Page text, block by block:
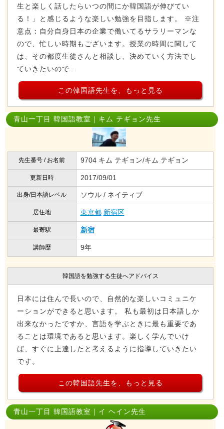
生と楽しく話したらいつの間にか韓国語が伸びてい
る！」と感じるような楽しい勉強を目指します。 ※注
意点：自分自身日本の企業で働いてるサラリーマンな
ので、忙しい時期もございます。授業の時間に関して
は、その都度生徒さんと相談し、決めていく方法でし
ていきたいので...
この韓国語先生を、もっと見る
青山一丁目 韓国語教室｜キム テギョン先生
先生番号 / お名前 9704 キム テギョン/キム テギョン
更新日時 2017/09/01
出身/日本語レベル ソウル / ネイティブ
居住地 東京都 新宿区
最寄駅 新宿
講師歴 9年
韓国語を勉強する生徒へアドバイス
日本には住んで長いので、自然的な楽しいコミュニケ
ーションができると思います。 私も最初は日本語しか
出来なかったですか、言語を学ぶときに最も重要であ
ることは環境であると思います。楽しく学んでいけ
ば、すぐに上達したと考えるように指導していきたい
です。
この韓国語先生を、もっと見る
青山一丁目 韓国語教室｜イ ヘイン先生